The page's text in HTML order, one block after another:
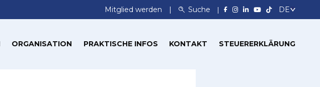
Mitglied werden Suche
ORGANISATION PRAKTISCHE INFOS KONTAKT STEUERERKLÄRUNG